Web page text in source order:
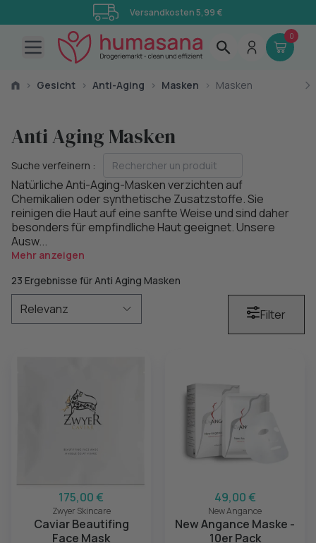
Versandkosten 5,99 €
Open main menu
0
› Gesicht › Anti-Aging › Masken › Masken
Anti Aging Masken
Suche verfeinern :
Natürliche Anti-Aging-Masken verzichten auf
Chemikalien oder synthetische Zusatzstoffe. Sie
reinigen die Haut auf eine sanfte Weise und sind daher
besonders für empfindliche Haut geeignet. Unsere
Ausw...
Mehr anzeigen
23 Ergebnisse für Anti Aging Masken
Filter
175,00 €
Zwyer Skincare
Caviar Beautifing
Face Mask
49,00 €
New Angance
New Angance Maske -
10er Pack